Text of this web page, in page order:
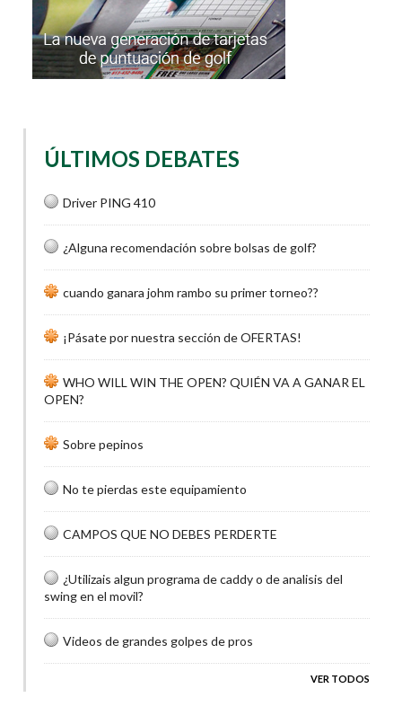
ÚLTIMOS DEBATES
Driver PING 410
¿Alguna recomendación sobre bolsas de golf?
cuando ganara johm rambo su primer torneo??
¡Pásate por nuestra sección de OFERTAS!
WHO WILL WIN THE OPEN? QUIÉN VA A GANAR EL
OPEN?
Sobre pepinos
No te pierdas este equipamiento
CAMPOS QUE NO DEBES PERDERTE
¿Utilizais algun programa de caddy o de analisis del
swing en el movil?
Videos de grandes golpes de pros
VER TODOS